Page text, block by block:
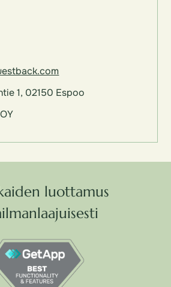
1, 02150 Espoo
luottamus